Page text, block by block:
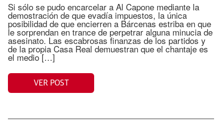
Si sólo se pudo encarcelar a Al Capone mediante la
demostración de que evadía impuestos, la única
posibilidad de que encierren a Bárcenas estriba en que
le sorprendan en trance de perpetrar alguna minucia de
asesinato. Las escabrosas finanzas de los partidos y
de la propia Casa Real demuestran que el chantaje es
el medio […]
VER POST